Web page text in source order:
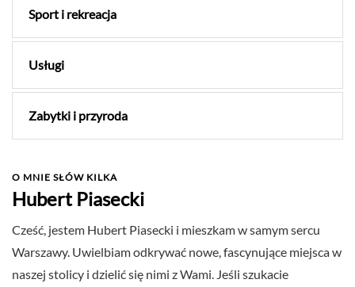
Sport i rekreacja
Usługi
Zabytki i przyroda
O MNIE SŁÓW KILKA
Hubert Piasecki
Cześć, jestem Hubert Piasecki i mieszkam w samym sercu
Warszawy. Uwielbiam odkrywać nowe, fascynujące miejsca w
naszej stolicy i dzielić się nimi z Wami. Jeśli szukacie